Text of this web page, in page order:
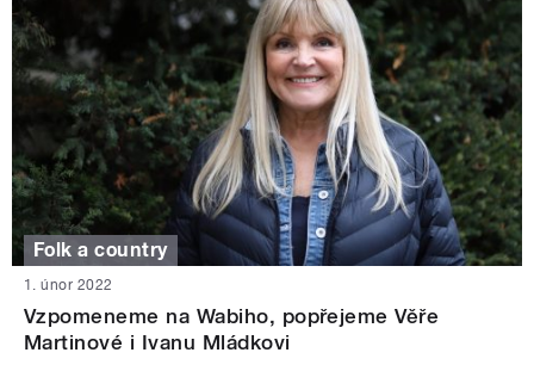
Folk a country
1. únor 2022
Vzpomeneme na Wabiho, popřejeme Věře
Martinové i Ivanu Mládkovi